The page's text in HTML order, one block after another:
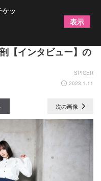
す！5thアルバム
【インタビュー】の
SPICER
2023.1.11
次の画像
ケッ
表示